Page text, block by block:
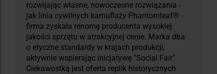
rozwijając własne, nowoczesne rozwiązania -
jak linia cywilnych kamuflaży Phantomleaf® -
firma zyskała renomę producenta wysokiej
jakości sprzętu w atrakcyjnej cenie. Marka dba
o etyczne standardy w krajach produkcji,
aktywnie wspierając inicjatywę "Social Fair".
Ciekawostką jest oferta replik historycznych